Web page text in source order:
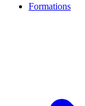
Formations